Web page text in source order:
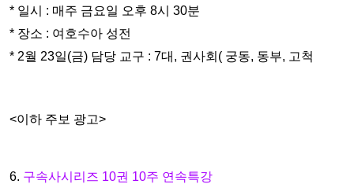
* 일시 : 매주 금요일 오후 8시 30분
* 장소 : 여호수아 성전
* 2월 23일(금) 담당 교구 : 7대, 권사회( 궁동, 동부, 고척
<이하 주보 광고>
6. 구속사시리즈 10권 10주 연속특강